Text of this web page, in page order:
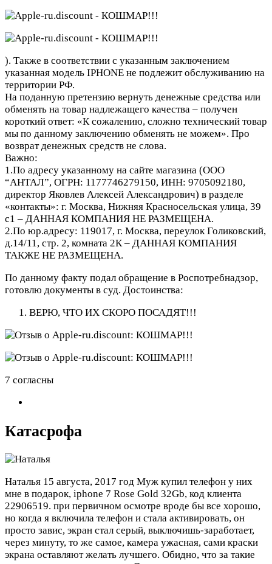
). Также в соответствии с указанным заключением
указанная модель IPHONE не подлежит обслуживанию на
территории РФ.
На поданную претензию вернуть денежные средства или
обменять на товар надлежащего качества – получен
короткий ответ: «К сожалению, сложно технический товар
мы по данному заключению обменять не можем». Про
возврат денежных средств не слова.
Важно:
1.По адресу указанному на сайте магазина (ООО
“АНТАЛ”, ОГРН: 1177746279150, ИНН: 9705092180,
директор Яковлев Алексей Александрович) в разделе
«контакты»: г. Москва, Нижняя Красносельская улица, 39
с1 – ДАННАЯ КОМПАНИЯ НЕ РАЗМЕЩЕНА.
2.По юр.адресу: 119017, г. Москва, переулок Голиковский,
д.14/11, стр. 2, комната 2К – ДАННАЯ КОМПАНИЯ
ТАКЖЕ НЕ РАЗМЕЩЕНА.
По данному факту подал обращение в Роспотребнадзор,
готовлю документы в суд. Достоинства:
ВЕРЮ, ЧТО ИХ СКОРО ПОСАДЯТ!!!
7 согласны
Катасрофа
Наталья 15 августа, 2017 год Муж купил телефон у них
мне в подарок, iphone 7 Rose Gold 32Gb, код клиента
22906519. при первичном осмотре вроде бы все хорошо,
но когда я включила телефон и стала активировать, он
просто завис, экран стал серый, выключишь-заработает,
через минуту, то же самое, камера ужасная, сами краски
экрана оставляют желать лучшего. Обидно, что за такие